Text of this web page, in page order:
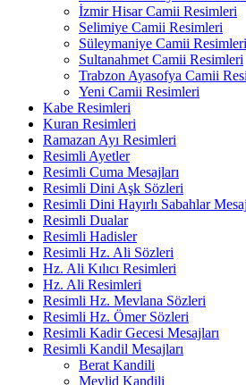
İzmir Hisar Camii Resimleri
Selimiye Camii Resimleri
Süleymaniye Camii Resimleri
Sultanahmet Camii Resimleri
Trabzon Ayasofya Camii
Yeni Camii Resimleri
Kabe Resimleri
Kuran Resimleri
Ramazan Ayı Resimleri
Resimli Ayetler
Resimli Cuma Mesajları
Resimli Dini Aşk Sözleri
Resimli Dini Hayırlı Sabahlar
Resimli Dualar
Resimli Hadisler
Resimli Hz. Ali Sözleri
Hz. Ali Kılıcı Resimleri
Hz. Ali Resimleri
Resimli Hz. Mevlana Sözleri
Resimli Hz. Ömer Sözleri
Resimli Kadir Gecesi Mesajları
Resimli Kandil Mesajları
Berat Kandili
Mevlid Kandili